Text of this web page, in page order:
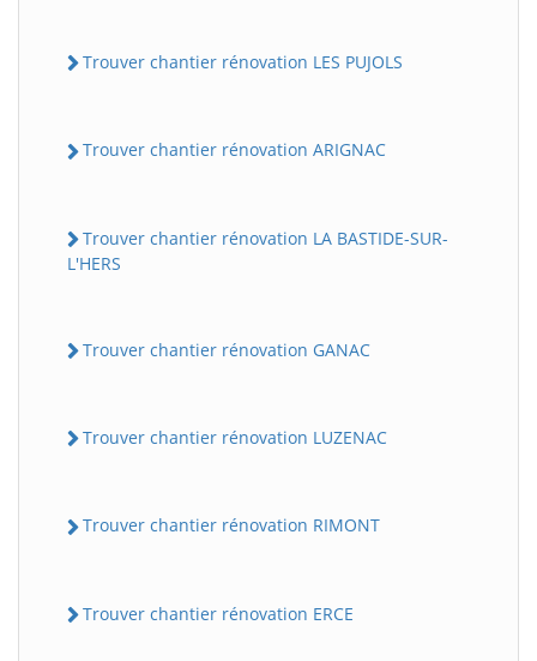
Trouver chantier rénovation LES PUJOLS
Trouver chantier rénovation ARIGNAC
Trouver chantier rénovation LA BASTIDE-SUR-
L'HERS
Trouver chantier rénovation GANAC
Trouver chantier rénovation LUZENAC
Trouver chantier rénovation RIMONT
Trouver chantier rénovation ERCE